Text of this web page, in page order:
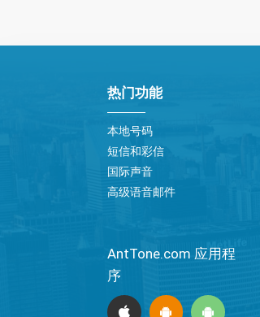
热门功能
本地号码
短信和彩信
国际声音
高级语音邮件
AntTone.com 应用程
序